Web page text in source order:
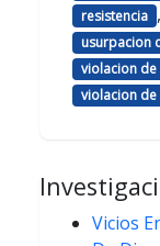
resistencia ,
usurpacion
violacion de
violacion de
Vicios